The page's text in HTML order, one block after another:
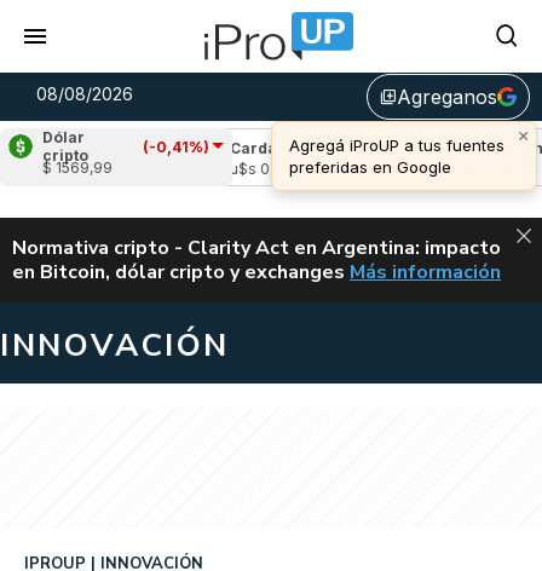
08/08/2026 library_addAgreganos
×
Agregá iProUP a tus fuentes
preferidas en Google
Dólar
cripto
(-0,41%)
$ 1569,99
(2,51%)
Cardano (0,76%)
u$s 0,20
Avalanche
u$s 6,53
ALERTA
Normativa cripto - Clarity Act en Argentina: impacto
en Bitcoin, dólar cripto y exchanges CLARITY ACT EN
Más información
INNOVACIÓN
IPROUP INNOVACIÓN